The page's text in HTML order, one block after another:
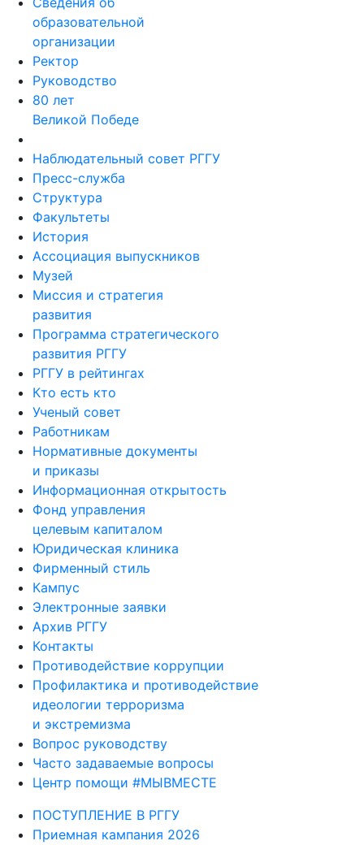
образовательной
организации
Ректор
Руководство
80 лет
Великой Победе
Наблюдательный совет РГГУ
Пресс-служба
Структура
Факультеты
История
Ассоциация выпускников
Музей
Миссия и стратегия
развития
Программа стратегического
развития РГГУ
РГГУ в рейтингах
Кто есть кто
Ученый совет
Работникам
Нормативные документы
и приказы
Информационная открытость
Фонд управления
целевым капиталом
Юридическая клиника
Фирменный стиль
Кампус
Электронные заявки
Архив РГГУ
Контакты
Противодействие коррупции
Профилактика и противодействие
идеологии терроризма
и экстремизма
Вопрос руководству
Часто задаваемые вопросы
Центр помощи #МЫВМЕСТЕ
ПОСТУПЛЕНИЕ В РГГУ
Приемная кампания 2026